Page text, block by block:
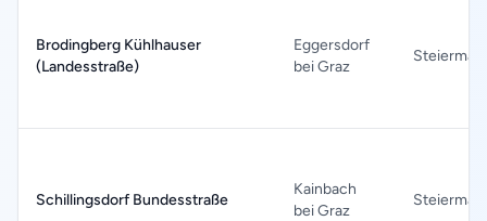
Brodingberg Kühlhauser
(Landesstraße)
Eggersdorf
bei Graz
Steiermark
Schillingsdorf Bundesstraße
Kainbach
bei Graz
Steiermark